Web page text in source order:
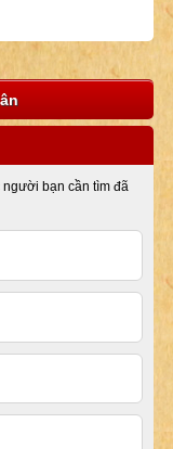
bạn cần tìm đã